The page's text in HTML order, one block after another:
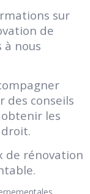
sur
de
à nous
des conseils
les
de rénovation